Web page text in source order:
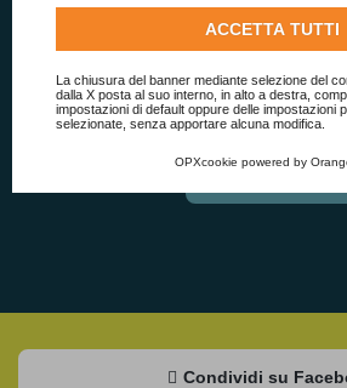
informazioni su come Google utilizza
politica sulla privacy di
Consulta l'informativa cookie
ACCETTA TUTTI
La chiusura del banner mediante selezione del
dalla X posta al suo interno, in alto a destra,
impostazioni di default oppure delle impostazioni
selezionate, senza apportare alcuna modifica.
OPXcookie powered by
Mettiti in contatto con il nostro
aggiornamenti, analisi e
dedicata.
Contattaci
Condividi su